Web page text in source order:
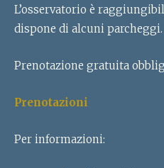
L’osservatorio è
dispone di alcuni parcheggi.
Prenotazione gratuita
Prenotazioni
Per informazioni: